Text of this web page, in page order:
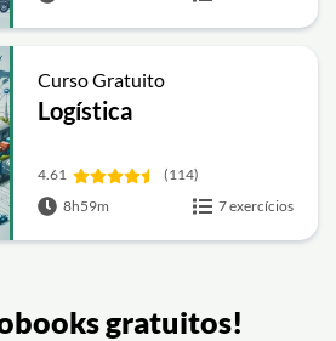
Curso Gratuito
Logística
4.61
(114)
8h59m
7 exercícios
gratuitos!